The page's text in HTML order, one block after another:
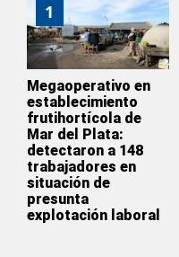
1
Megaoperativo en
establecimiento
frutihortícola de
Mar del Plata:
detectaron a 148
trabajadores en
situación de
presunta
explotación laboral